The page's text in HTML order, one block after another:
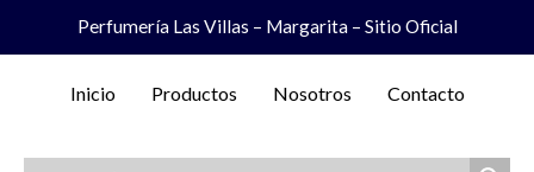
Perfumería Las Villas – Margarita – Sitio Oficial
Inicio Productos Nosotros Contacto